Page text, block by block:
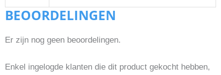
BEOORDELINGEN
Er zijn nog geen beoordelingen.
Enkel ingelogde klanten die dit product gekocht hebben,